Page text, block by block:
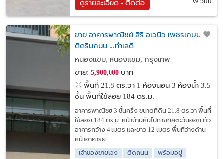
ดูรายละเอียด - ติดต่อ วันนี้
ขาย อาคารพาณิชย์ สิริ อเวนิว เพชรเกษม 81
ติดริมถนน ...ทำเลดี
หนองแขม, หนองแขม, กรุงเทพ
ขาย: 5,900,000บาท
พื้นที่ 21.8 ตร.วา 1 ห้องนอน 3 ห้องน้ำ 3.5
ชั้น พื้นที่ใช้สอย 184 ตร.ม.
อาคารพาณิชย์ 3 ชั้นครึ่ง ขนาดที่ดิน 21.8 ตร.วา พื้นที่
ใช้สอย 184 ตร.ม. หน้าบ้านหันไปทางทิศตะวันออก ตัว
อาคารกว้าง 4 เมตร และยาว 12 เมตร พื้นที่ว่างด้าน
หน้าอาคารย
เจ้าของขายเอง
ติดถนน พร้อมอยู่